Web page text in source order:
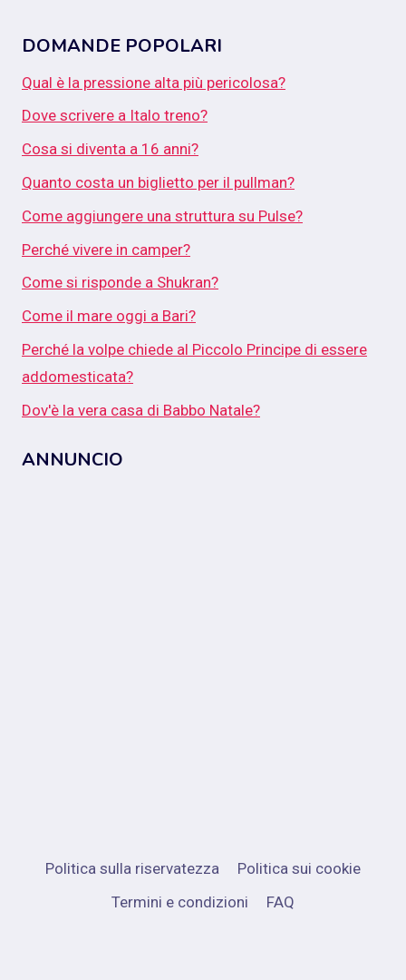
DOMANDE POPOLARI
Qual è la pressione alta più pericolosa?
Dove scrivere a Italo treno?
Cosa si diventa a 16 anni?
Quanto costa un biglietto per il pullman?
Come aggiungere una struttura su Pulse?
Perché vivere in camper?
Come si risponde a Shukran?
Come il mare oggi a Bari?
Perché la volpe chiede al Piccolo Principe di essere
addomesticata?
Dov'è la vera casa di Babbo Natale?
ANNUNCIO
Politica sulla riservatezza
Politica sui cookie
Termini e condizioni
FAQ